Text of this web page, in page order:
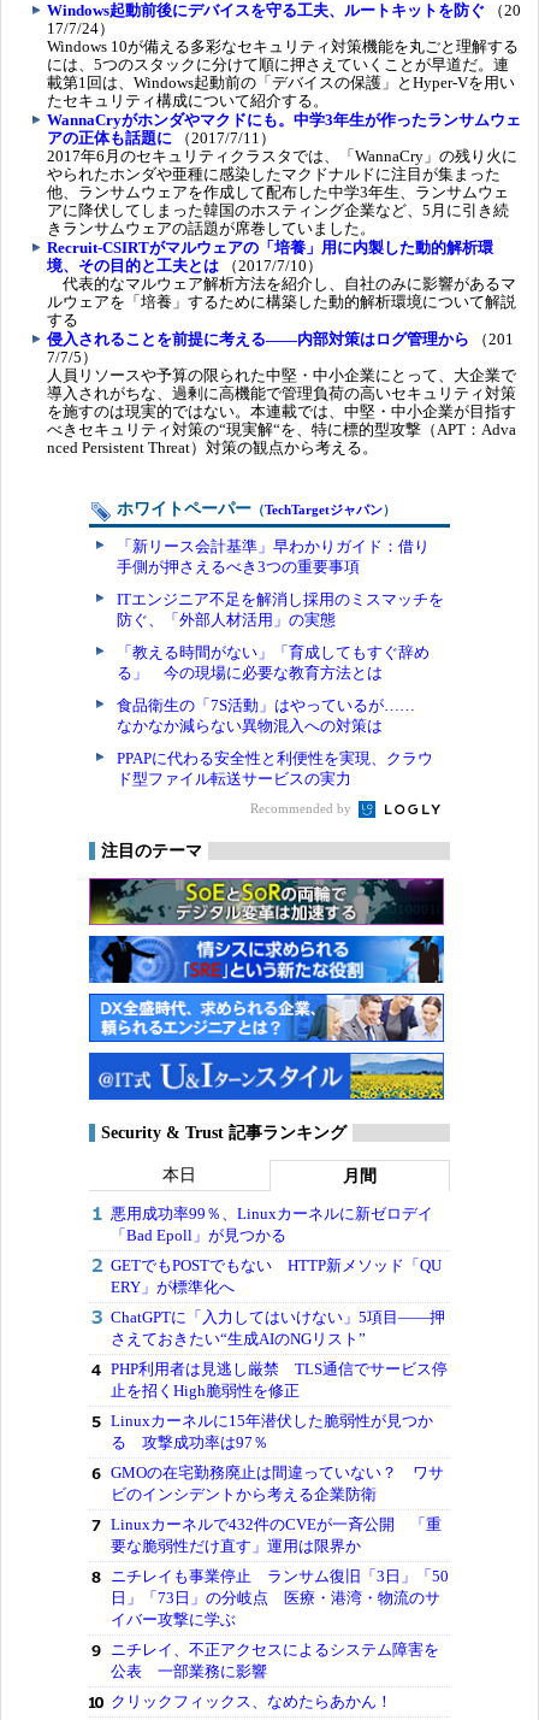
Windows起動前後にデバイスを守る工夫、ルートキットを防ぐ （20
17/7/24）
Windows 10が備える多彩なセキュリティ対策機能を丸ごと理解する
には、5つのスタックに分けて順に押さえていくことが早道だ。連
載第1回は、Windows起動前の「デバイスの保護」とHyper-Vを用い
たセキュリティ構成について紹介する。
WannaCryがホンダやマクドにも。中学3年生が作ったランサムウェ
アの正体も話題に （2017/7/11）
2017年6月のセキュリティクラスタでは、「WannaCry」の残り火に
やられたホンダや亜種に感染したマクドナルドに注目が集まった
他、ランサムウェアを作成して配布した中学3年生、ランサムウェ
アに降伏してしまった韓国のホスティング企業など、5月に引き続
きランサムウェアの話題が席巻していました。
Recruit-CSIRTがマルウェアの「培養」用に内製した動的解析環
境、その目的と工夫とは （2017/7/10）
代表的なマルウェア解析方法を紹介し、自社のみに影響があるマ
ルウェアを「培養」するために構築した動的解析環境について解説
する
侵入されることを前提に考える――内部対策はログ管理から （201
7/7/5）
人員リソースや予算の限られた中堅・中小企業にとって、大企業で
導入されがちな、過剰に高機能で管理負荷の高いセキュリティ対策
を施すのは現実的ではない。本連載では、中堅・中小企業が目指す
べきセキュリティ対策の“現実解“を、特に標的型攻撃（APT：Adva
nced Persistent Threat）対策の観点から考える。
ホワイトペーパー （TechTargetジャパン）
「新リース会計基準」早わかりガイド：借り
手側が押さえるべき3つの重要事項
ITエンジニア不足を解消し採用のミスマッチを
防ぐ、「外部人材活用」の実態
「教える時間がない」「育成してもすぐ辞め
る」 今の現場に必要な教育方法とは
食品衛生の「7S活動」はやっているが……
なかなか減らない異物混入への対策は
PPAPに代わる安全性と利便性を実現、クラウ
ド型ファイル転送サービスの実力
Recommended by
注目のテーマ
Security & Trust 記事ランキング
本日 月間
悪用成功率99％、Linuxカーネルに新ゼロデイ
「Bad Epoll」が見つかる
GETでもPOSTでもない HTTP新メソッド「QU
ERY」が標準化へ
ChatGPTに「入力してはいけない」5項目――押
さえておきたい“生成AIのNGリスト”
PHP利用者は見逃し厳禁 TLS通信でサービス停
止を招くHigh脆弱性を修正
Linuxカーネルに15年潜伏した脆弱性が見つか
る 攻撃成功率は97％
GMOの在宅勤務廃止は間違っていない？ ワサ
ビのインシデントから考える企業防衛
Linuxカーネルで432件のCVEが一斉公開 「重
要な脆弱性だけ直す」運用は限界か
ニチレイも事業停止 ランサム復旧「3日」「50
日」「73日」の分岐点 医療・港湾・物流のサ
イバー攻撃に学ぶ
ニチレイ、不正アクセスによるシステム障害を
公表 一部業務に影響
クリックフィックス、なめたらあかん！